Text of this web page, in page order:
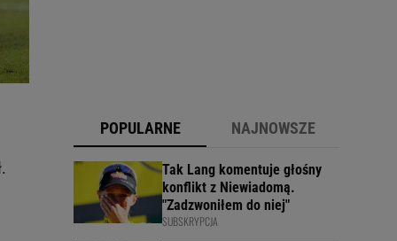
POPULARNE NAJNOWSZE
Tak Lang komentuje głośny
konflikt z Niewiadomą.
"Zadzwoniłem do niej"
SUBSKRYPCJA